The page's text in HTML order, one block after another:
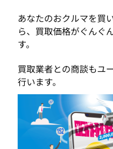
あなたのおクルマを買
ら、買取価格がぐんぐ
す。
買取業者との商談もユ
行います。